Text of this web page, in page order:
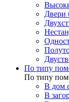
Двери
По типу
По типу
В дом
В